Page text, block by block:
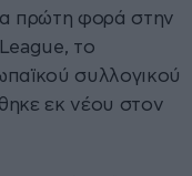
πρώτη φορά στην
το
συλλογικού
εκ νέου στον